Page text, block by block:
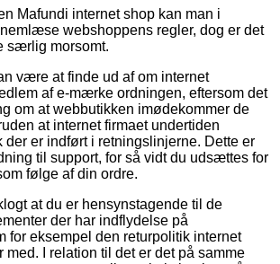
Mafundi internet shop kan man i
webshoppens regler, dog er det
særlig morsomt.
være at finde ud af om internet
af e-mærke ordningen, eftersom det
om at webbutikken imødekommer de
at internet firmaet undertiden
der er indført i retningslinjerne. Dette er
til support, for så vidt du udsættes for
følge af din ordre.
at du er hensynstagende til de
der har indflydelse på
for eksempel den returpolitik internet
med. I relation til det er det på samme